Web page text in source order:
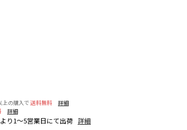
の購入で 送料無料
詳細
詳細
り1～5営業日にて出荷 詳細